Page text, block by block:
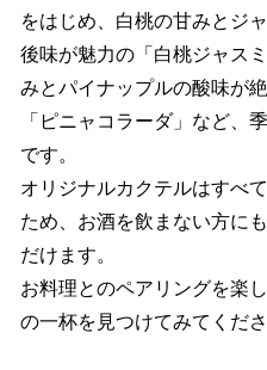
をはじめ、白桃の甘みとジ
後味が魅力の「白桃ジャス
みとパイナップルの酸味が
「ピニャコラーダ」など、
です。
オリジナルカクテルはすべ
ため、お酒を飲まない方に
だけます。
お料理とのペアリングを楽
の一杯を見つけてみてくださ